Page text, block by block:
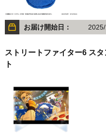
お届け開始日：
ストリートファイター6 ス
ト